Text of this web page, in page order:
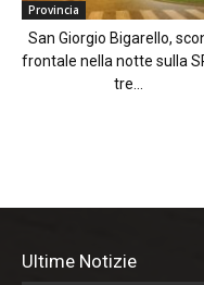
Provincia
San Giorgio Bigarello,
frontale nella notte sulla
tre...
Ultime Notizie